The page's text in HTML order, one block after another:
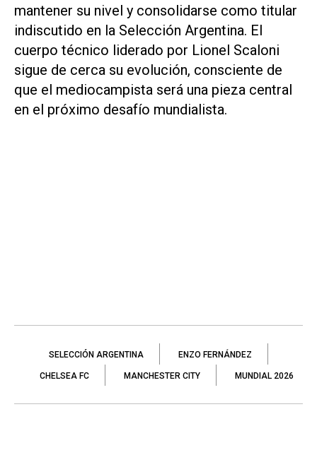
mantener su nivel y consolidarse como titular
indiscutido en la Selección Argentina. El
cuerpo técnico liderado por Lionel Scaloni
sigue de cerca su evolución, consciente de
que el mediocampista será una pieza central
en el próximo desafío mundialista.
SELECCIÓN ARGENTINA ENZO FERNÁNDEZ
CHELSEA FC MANCHESTER CITY MUNDIAL 2026